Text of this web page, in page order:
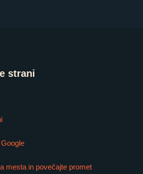
strani
mesta in povečajte promet